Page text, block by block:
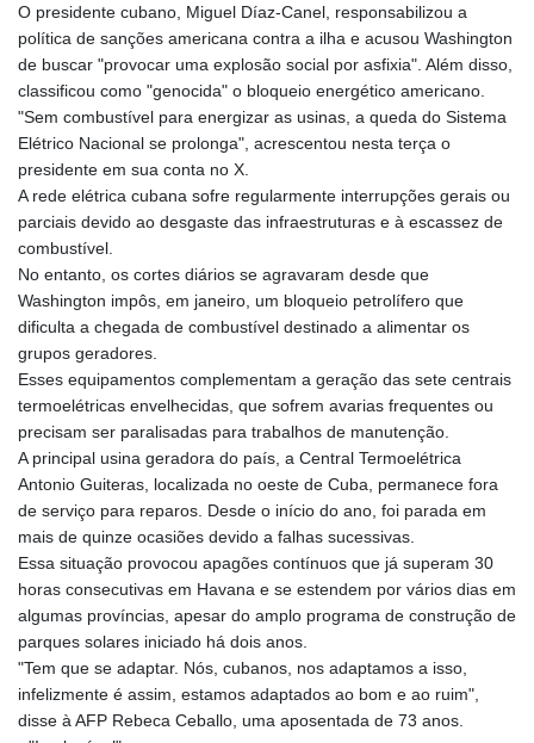
ISK 142.598215
JEP 0.857252
JMD 183.057725
JOD 0.819746
JPY 182.445186
KES 149.158147
KHR 4681.941823
KMF 492.514185
KWD 0.356853
KYD 0.960588
KZT 540.233287
LBP
103223.017367
LKR 386.635196
LRD 208.057415
LSL 18.726567
LTL 3.413768
LVL 0.699335
LYD 7.331909
MAD 10.743067
MDL 20.044751
MGA 4918.938878
MKD 61.524236
MMK 2427.363841
MNT 4157.293457
O presidente cubano, Miguel Díaz-Canel, responsabilizou a
política de sanções americana contra a ilha e acusou Washington
de buscar "provocar uma explosão social por asfixia". Além disso,
classificou como "genocida" o bloqueio energético americano.
"Sem combustível para energizar as usinas, a queda do Sistema
Elétrico Nacional se prolonga", acrescentou nesta terça o
presidente em sua conta no X.
A rede elétrica cubana sofre regularmente interrupções gerais ou
parciais devido ao desgaste das infraestruturas e à escassez de
combustível.
No entanto, os cortes diários se agravaram desde que
Washington impôs, em janeiro, um bloqueio petrolífero que
dificulta a chegada de combustível destinado a alimentar os
grupos geradores.
Esses equipamentos complementam a geração das sete centrais
termoelétricas envelhecidas, que sofrem avarias frequentes ou
precisam ser paralisadas para trabalhos de manutenção.
A principal usina geradora do país, a Central Termoelétrica
Antonio Guiteras, localizada no oeste de Cuba, permanece fora
de serviço para reparos. Desde o início do ano, foi parada em
mais de quinze ocasiões devido a falhas sucessivas.
Essa situação provocou apagões contínuos que já superam 30
horas consecutivas em Havana e se estendem por vários dias em
algumas províncias, apesar do amplo programa de construção de
parques solares iniciado há dois anos.
"Tem que se adaptar. Nós, cubanos, nos adaptamos a isso,
infelizmente é assim, estamos adaptados ao bom e ao ruim",
disse à AFP Rebeca Ceballo, uma aposentada de 73 anos.